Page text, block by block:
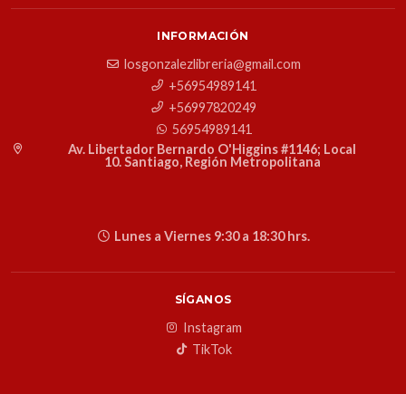
INFORMACIÓN
losgonzalezlibreria@gmail.com
+56954989141
+56997820249
56954989141
Av. Libertador Bernardo O'Higgins #1146; Local
10. Santiago, Región Metropolitana
Lunes a Viernes 9:30 a 18:30 hrs.
SÍGANOS
Instagram
TikTok